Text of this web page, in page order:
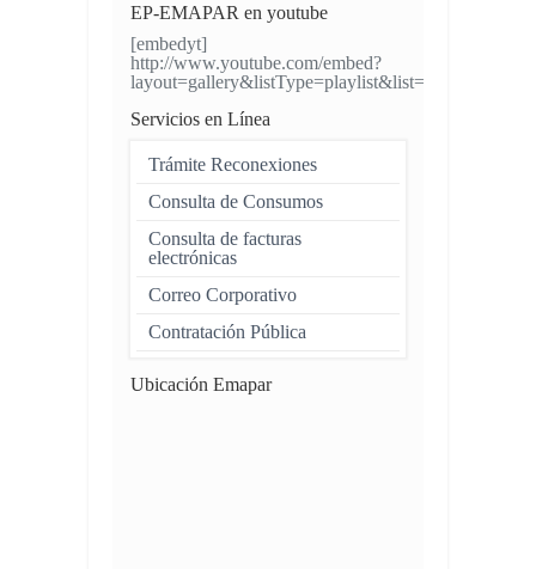
EP-EMAPAR en youtube
[embedyt]
http://www.youtube.com/embed?
Servicios en Línea
Trámite Reconexiones
Consulta de Consumos
Consulta de facturas
electrónicas
Correo Corporativo
Contratación Pública
Ubicación Emapar